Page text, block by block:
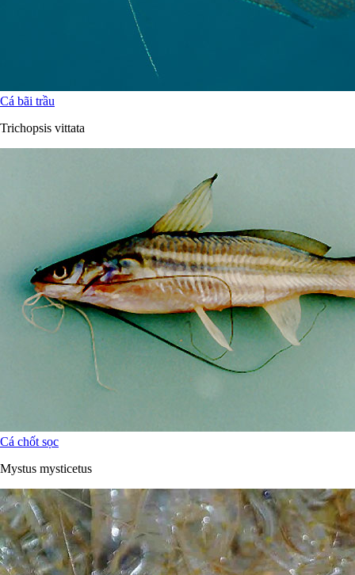
Cá bãi trầu
Trichopsis vittata
Cá chốt sọc
Mystus mysticetus